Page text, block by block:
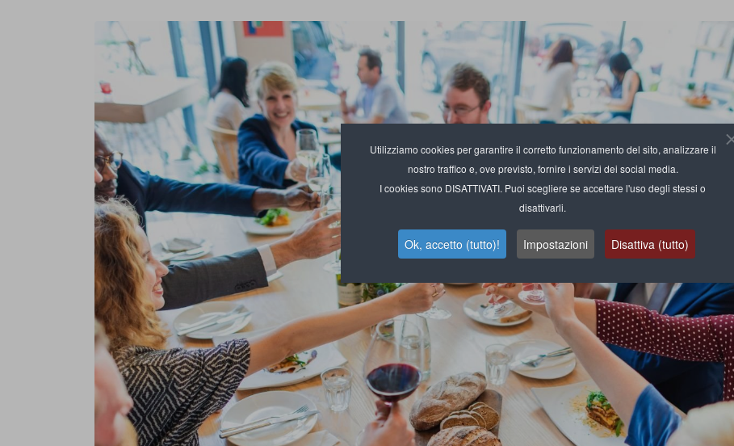
Utilizziamo cookies per garantire il corretto funzionamento del sito, analizzare il
nostro traffico e, ove previsto, fornire i servizi dei social media.
I cookies sono DISATTIVATI. Puoi scegliere se accettare l'uso degli stessi o
disattivarli.
Ok, accetto (tutto)! Impostazioni Disattiva (tutto)